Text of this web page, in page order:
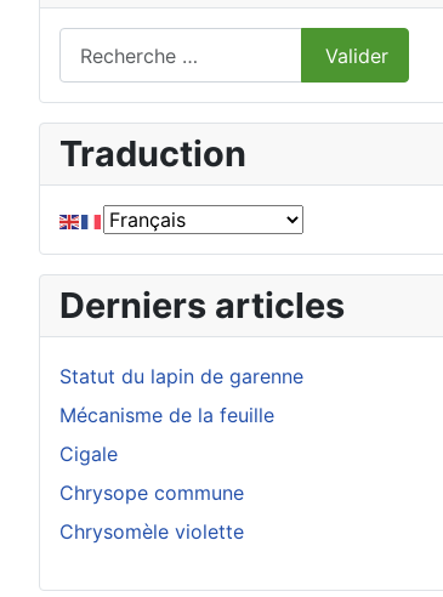
Type 2 or more characters for results.
Valider
Traduction
Derniers articles
Statut du lapin de garenne
Mécanisme de la feuille
Cigale
Chrysope commune
Chrysomèle violette